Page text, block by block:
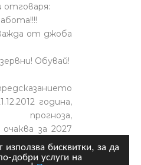
използва бисквитки, за да
добри услуги на
отговаря:
от джоба
Обувай!
година,
за 2027